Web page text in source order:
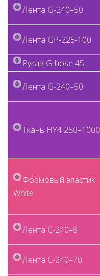
Лента G-240–50
Лента GP-225-100
Рукав G-hose 45
Лента G-240–50
Ткань HY4 250–1000
Формовый эластик
White
Лента C-240–8
Лента C-240–70